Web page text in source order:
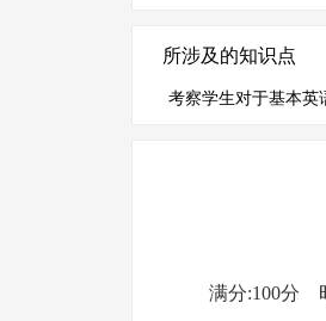
所涉及的知识点
考察学生对于基本英
满分:100